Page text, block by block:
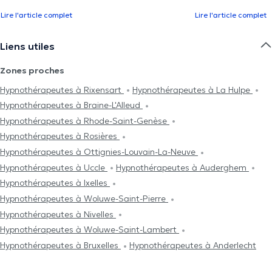
Lire l'article complet Lire l'article complet
Liens utiles
Zones proches
Hypnothérapeutes à Rixensart
Hypnothérapeutes à La Hulpe
Hypnothérapeutes à Braine-L'Alleud
Hypnothérapeutes à Rhode-Saint-Genèse
Hypnothérapeutes à Rosières
Hypnothérapeutes à Ottignies-Louvain-La-Neuve
Hypnothérapeutes à Uccle
Hypnothérapeutes à Auderghem
Hypnothérapeutes à Ixelles
Hypnothérapeutes à Woluwe-Saint-Pierre
Hypnothérapeutes à Nivelles
Hypnothérapeutes à Woluwe-Saint-Lambert
Hypnothérapeutes à Bruxelles
Hypnothérapeutes à Anderlecht